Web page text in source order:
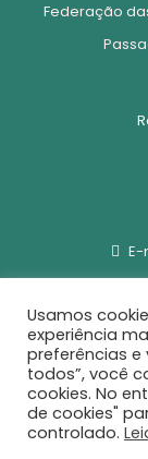
Federação
E-
Usamos
experiência
preferências e
todos”, você
cookies. No
de cookies"
controlado.